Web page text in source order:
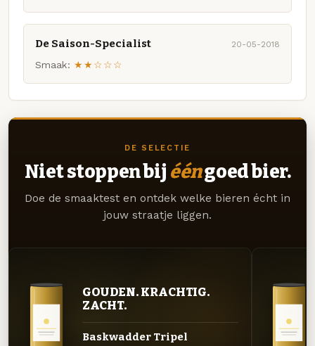
De Saison-Specialist 20-05-2018
Smaak: ★★☆☆☆
DE SELECTIE
Niet stoppen bij ééngoed bier.
Doe de smaaktest en ontdek welke bieren écht in
jouw straatje liggen.
GOUDEN. KRACHTIG.
ZACHT.
Baskwadder Tripel